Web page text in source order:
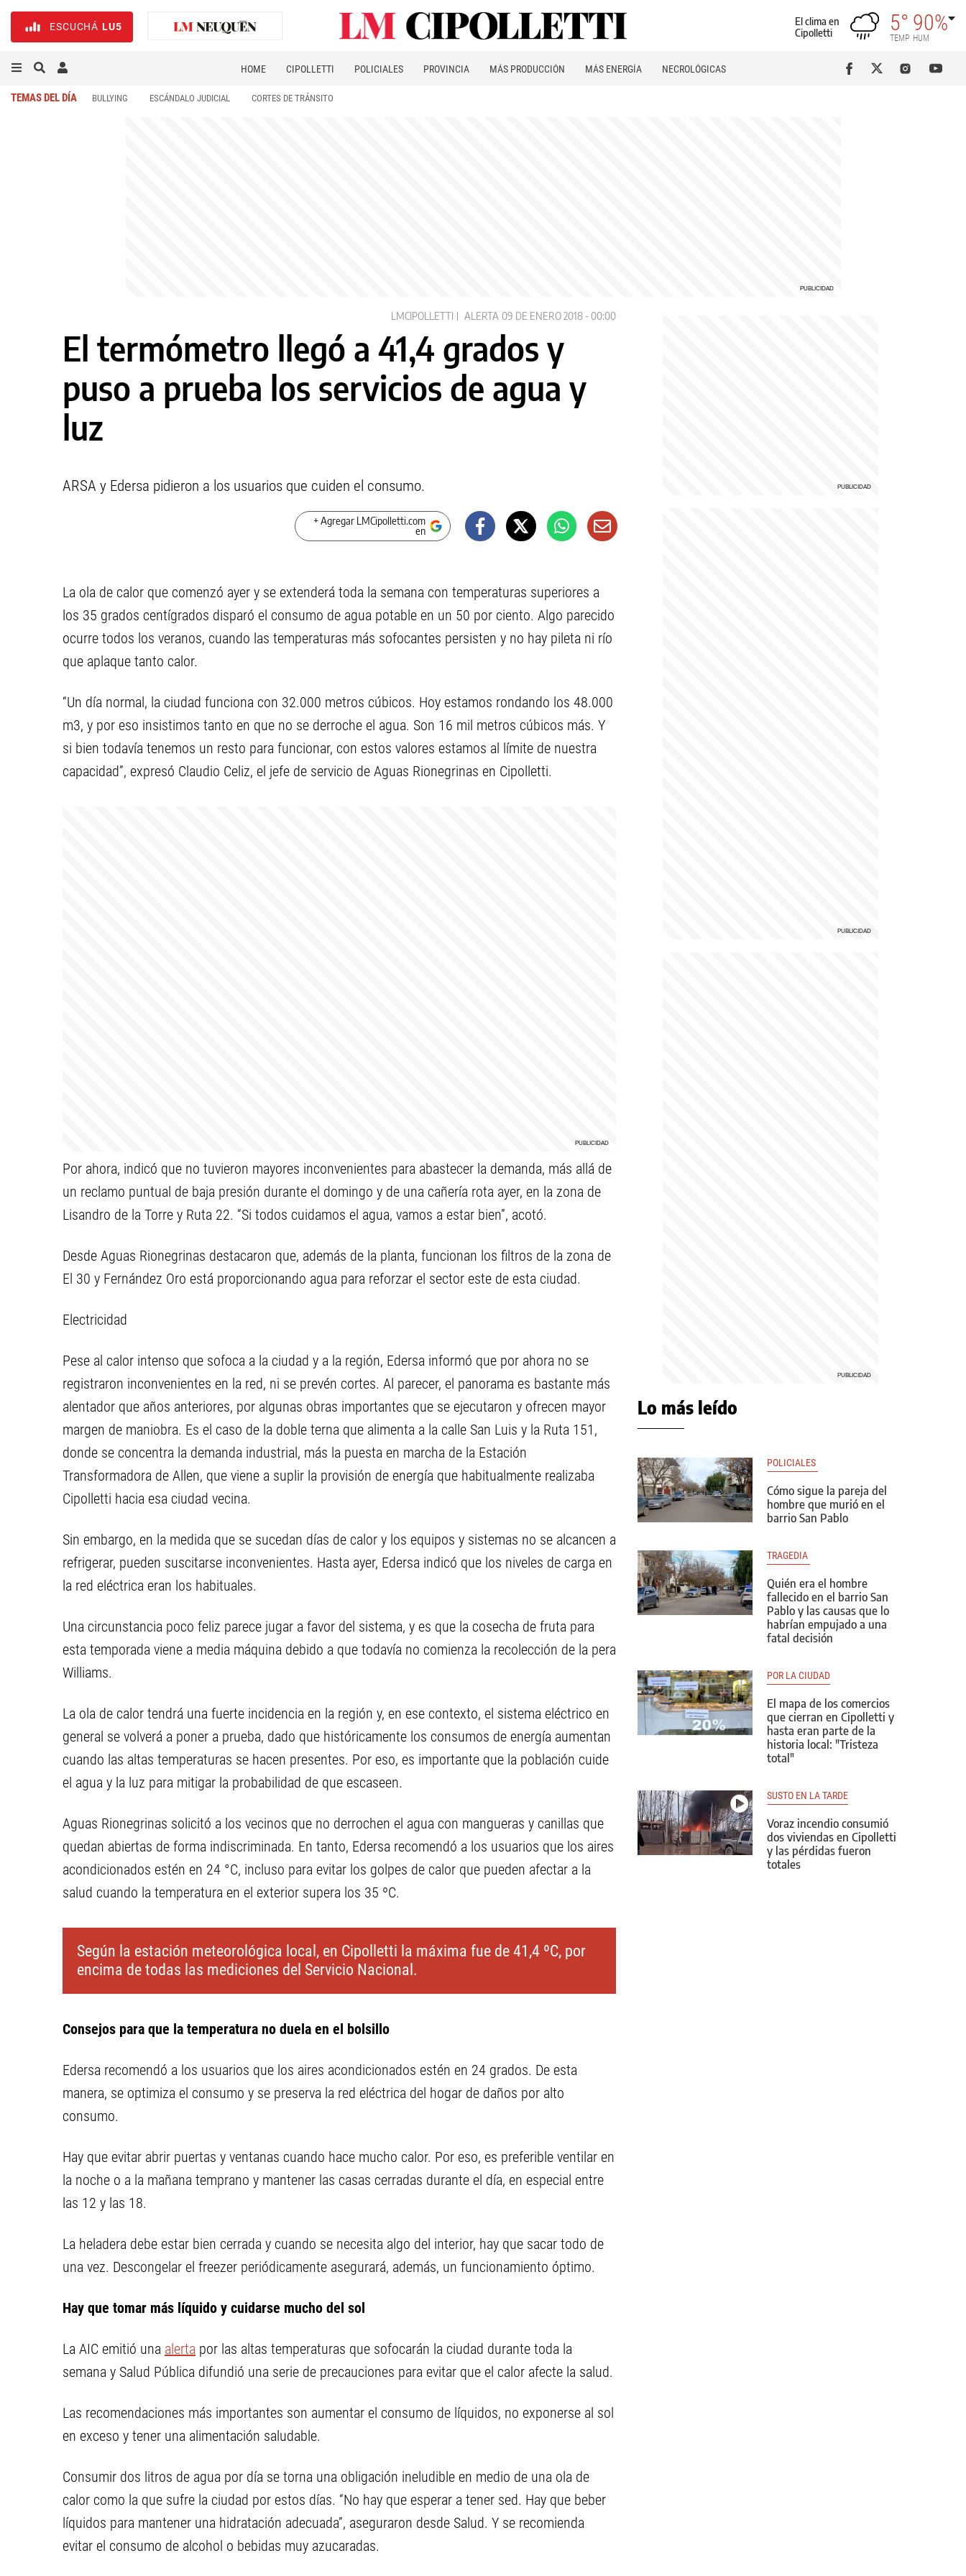
ESCUCHÁ LU5
El clima en
Cipolletti
5°
TEMP
90%
HUM
HOME CIPOLLETTI POLICIALES PROVINCIA MÁS PRODUCCIÓN MÁS ENERGÍA NECROLÓGICAS
TEMAS DEL DÍA BULLYING ESCÁNDALO JUDICIAL CORTES DE TRÁNSITO
LMCIPOLLETTI ALERTA 09 DE ENERO 2018 - 00:00
El termómetro llegó a 41,4 grados y
puso a prueba los servicios de agua y
luz
ARSA y Edersa pidieron a los usuarios que cuiden el consumo.
+ Agregar LMCipolletti.com
en
La ola de calor que comenzó ayer y se extenderá toda la semana con temperaturas superiores a
los 35 grados centígrados disparó el consumo de agua potable en un 50 por ciento. Algo parecido
ocurre todos los veranos, cuando las temperaturas más sofocantes persisten y no hay pileta ni río
que aplaque tanto calor.
“Un día normal, la ciudad funciona con 32.000 metros cúbicos. Hoy estamos rondando los 48.000
m3, y por eso insistimos tanto en que no se derroche el agua. Son 16 mil metros cúbicos más. Y
si bien todavía tenemos un resto para funcionar, con estos valores estamos al límite de nuestra
capacidad”, expresó Claudio Celiz, el jefe de servicio de Aguas Rionegrinas en Cipolletti.
Por ahora, indicó que no tuvieron mayores inconvenientes para abastecer la demanda, más allá de
un reclamo puntual de baja presión durante el domingo y de una cañería rota ayer, en la zona de
Lisandro de la Torre y Ruta 22. “Si todos cuidamos el agua, vamos a estar bien”, acotó.
Desde Aguas Rionegrinas destacaron que, además de la planta, funcionan los filtros de la zona de
El 30 y Fernández Oro está proporcionando agua para reforzar el sector este de esta ciudad.
Electricidad
Pese al calor intenso que sofoca a la ciudad y a la región, Edersa informó que por ahora no se
registraron inconvenientes en la red, ni se prevén cortes. Al parecer, el panorama es bastante más
alentador que años anteriores, por algunas obras importantes que se ejecutaron y ofrecen mayor
margen de maniobra. Es el caso de la doble terna que alimenta a la calle San Luis y la Ruta 151,
donde se concentra la demanda industrial, más la puesta en marcha de la Estación
Transformadora de Allen, que viene a suplir la provisión de energía que habitualmente realizaba
Cipolletti hacia esa ciudad vecina.
Sin embargo, en la medida que se sucedan días de calor y los equipos y sistemas no se alcancen a
refrigerar, pueden suscitarse inconvenientes. Hasta ayer, Edersa indicó que los niveles de carga en
la red eléctrica eran los habituales.
Una circunstancia poco feliz parece jugar a favor del sistema, y es que la cosecha de fruta para
esta temporada viene a media máquina debido a que todavía no comienza la recolección de la pera
Williams.
La ola de calor tendrá una fuerte incidencia en la región y, en ese contexto, el sistema eléctrico en
general se volverá a poner a prueba, dado que históricamente los consumos de energía aumentan
cuando las altas temperaturas se hacen presentes. Por eso, es importante que la población cuide
el agua y la luz para mitigar la probabilidad de que escaseen.
Aguas Rionegrinas solicitó a los vecinos que no derrochen el agua con mangueras y canillas que
quedan abiertas de forma indiscriminada. En tanto, Edersa recomendó a los usuarios que los aires
acondicionados estén en 24 °C, incluso para evitar los golpes de calor que pueden afectar a la
salud cuando la temperatura en el exterior supera los 35 ºC.
Según la estación meteorológica local, en Cipolletti la máxima fue de 41,4 ºC, por
encima de todas las mediciones del Servicio Nacional.
Consejos para que la temperatura no duela en el bolsillo
Edersa recomendó a los usuarios que los aires acondicionados estén en 24 grados. De esta
manera, se optimiza el consumo y se preserva la red eléctrica del hogar de daños por alto
consumo.
Hay que evitar abrir puertas y ventanas cuando hace mucho calor. Por eso, es preferible ventilar en
la noche o a la mañana temprano y mantener las casas cerradas durante el día, en especial entre
las 12 y las 18.
La heladera debe estar bien cerrada y cuando se necesita algo del interior, hay que sacar todo de
una vez. Descongelar el freezer periódicamente asegurará, además, un funcionamiento óptimo.
Hay que tomar más líquido y cuidarse mucho del sol
La AIC emitió una alerta por las altas temperaturas que sofocarán la ciudad durante toda la
semana y Salud Pública difundió una serie de precauciones para evitar que el calor afecte la salud.
Las recomendaciones más importantes son aumentar el consumo de líquidos, no exponerse al sol
en exceso y tener una alimentación saludable.
Consumir dos litros de agua por día se torna una obligación ineludible en medio de una ola de
calor como la que sufre la ciudad por estos días. “No hay que esperar a tener sed. Hay que beber
líquidos para mantener una hidratación adecuada”, aseguraron desde Salud. Y se recomienda
evitar el consumo de alcohol o bebidas muy azucaradas.
Lo más leído
POLICIALES
Cómo sigue la pareja del
hombre que murió en el
barrio San Pablo
TRAGEDIA
Quién era el hombre
fallecido en el barrio San
Pablo y las causas que lo
habrían empujado a una
fatal decisión
POR LA CIUDAD
El mapa de los comercios
que cierran en Cipolletti y
hasta eran parte de la
historia local: "Tristeza
total"
SUSTO EN LA TARDE
Voraz incendio consumió
dos viviendas en Cipolletti
y las pérdidas fueron
totales